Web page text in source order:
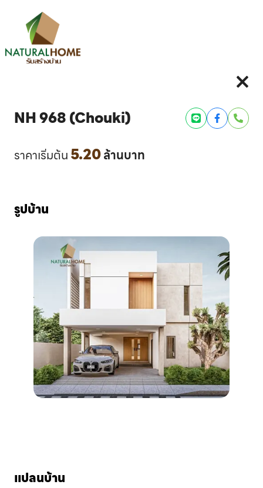
NH 968 (Chouki)
ราคาเริ่มต้น5.20ล้านบาท
รูปบ้าน
แปลนบ้าน